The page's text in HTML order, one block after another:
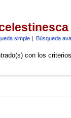
simple| Búsqueda
con los